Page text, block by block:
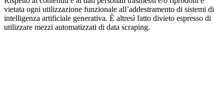
vietata ogni utilizzazione funzionale all’addestramento di sistemi di
intelligenza artificiale generativa. È altresì fatto divieto espresso di
utilizzare mezzi automatizzati di data scraping.